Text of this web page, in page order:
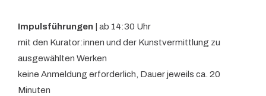
Impulsführungen
| ab 14:30 Uhr
mit den Kurator:innen und der Kunstvermittlung zu
ausgewählten Werken
keine Anmeldung erforderlich, Dauer jeweils ca. 20
Minuten